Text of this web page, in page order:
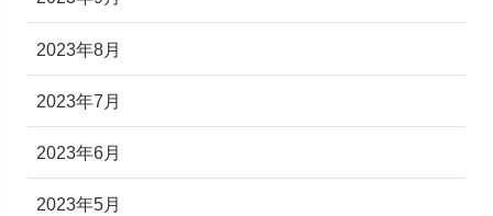
2023年8月
2023年7月
2023年6月
2023年5月